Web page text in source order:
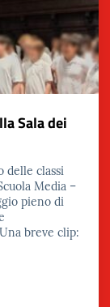
Sala dei
delle classi
Media –
pieno di
breve clip: